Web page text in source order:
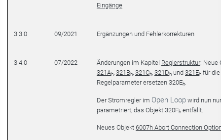
Eingänge
3.3.0 09/2021 Ergänzungen und Fehlerkorrekturen
3.4.0 07/2022 Änderungen im Kapitel Reglerstruktur: Neue
321Ah, 321Bh, 321Ch, 321Dh und 321Eh für die
Regelparameter ersetzen 320Eh
Der Stromregler im Open Loop wird nun
parametriert, das Objekt 320Fh entfällt.
Neues Objekt 6007h Abort Connection